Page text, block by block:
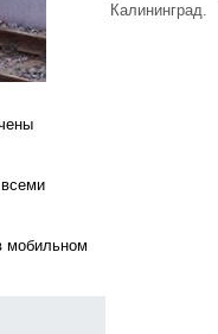
мобильном
Калининград.